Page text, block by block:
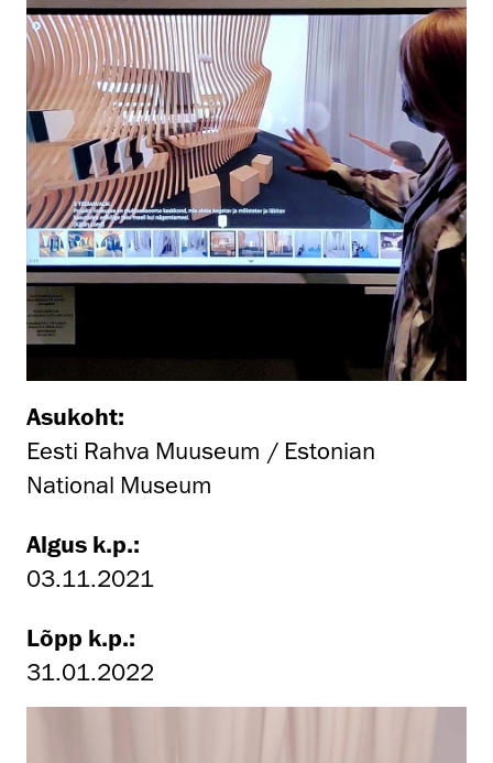
Asukoht:
Eesti Rahva Muuseum / Estonian
National Museum
Algus k.p.:
03.11.2021
Lõpp k.p.:
31.01.2022